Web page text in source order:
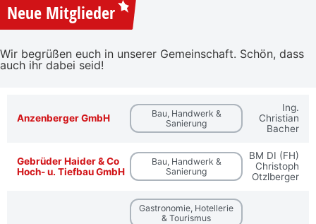
Neue Mitglieder
Wir begrüßen euch in unserer Gemeinschaft. Schön, dass
auch ihr dabei seid!
Anzenberger GmbH
Bau, Handwerk &
Sanierung
Ing.
Christian
Bacher
Gebrüder Haider & Co
Hoch- u. Tiefbau GmbH
Bau, Handwerk &
Sanierung
BM DI (FH)
Christoph
Otzlberger
Gastronomie, Hotellerie
& Tourismus